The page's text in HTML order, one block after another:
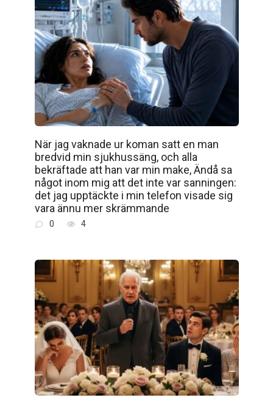
När jag vaknade ur koman satt en man
bredvid min sjukhussäng, och alla
bekräftade att han var min make, Ändå sa
något inom mig att det inte var sanningen:
det jag upptäckte i min telefon visade sig
vara ännu mer skrämmande
0 4